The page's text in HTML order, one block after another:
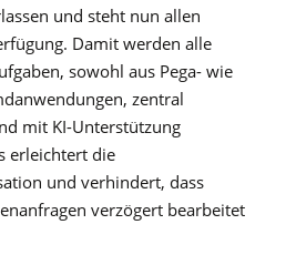
und steht nun allen
Damit werden alle
sowohl aus Pega- wie
zentral
mit KI-Unterstützung
erleichtert die
und verhindert, dass
verzögert bearbeitet